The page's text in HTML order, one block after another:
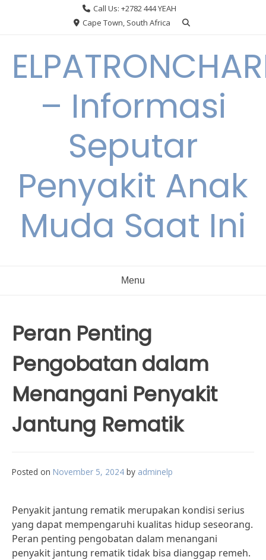
Call Us: +2782 444 YEAH
Cape Town, South Africa
– Informasi
Seputar
Penyakit Anak
Muda Saat Ini
Menu
Peran Penting
Pengobatan dalam
Menangani Penyakit
Jantung Rematik
Posted on November 5, 2024 by adminelp
Penyakit jantung rematik merupakan kondisi serius
yang dapat mempengaruhi kualitas hidup seseorang.
Peran penting pengobatan dalam menangani
penyakit jantung rematik tidak bisa dianggap remeh.